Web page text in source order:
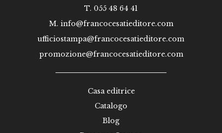
T. 055 48 64 41
M. info@francocesatieditore.com
ufficiostampa@francocesatieditore.com
promozione@francocesatieditore.com
Casa editrice
Catalogo
Blog